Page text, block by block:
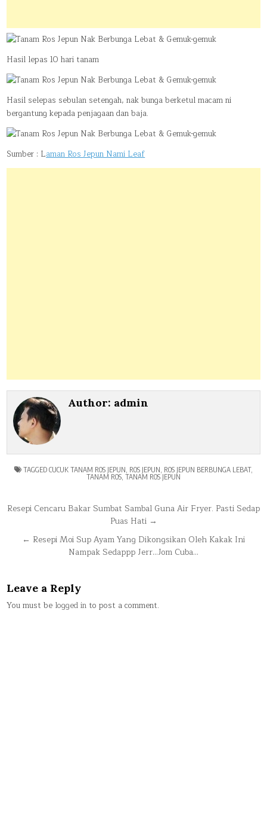
Hasil lepas 10 hari tanam
Hasil selepas sebulan setengah, nak bunga berketul macam ni
bergantung kepada penjagaan dan baja.
Sumber : Laman Ros Jepun Nami Leaf
Author: admin
TAGGED CUCUK TANAM ROS JEPUN ROS JEPUN ROS JEPUN BERBUNGA LEBAT,
TANAM ROS TANAM ROS JEPUN
Post
Resepi Cencaru Bakar Sumbat Sambal Guna Air Fryer. Pasti Sedap
Puas Hati →
← Resepi Moi Sup Ayam Yang Dikongsikan Oleh Kakak Ini
Nampak Sedappp Jerr…Jom Cuba…
Leave a Reply
You must be logged in to post a comment.